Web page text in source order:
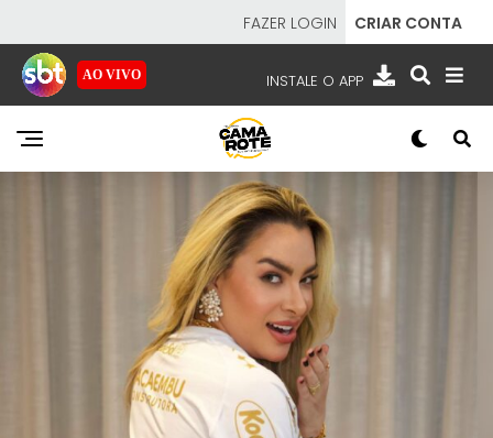
FAZER LOGIN CRIAR CONTA
AO VIVO INSTALE O APP
EMISSORAS
- SISTEMA BRASILEIRO DE TELEVISÃO